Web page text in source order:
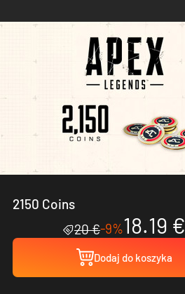
2150 Coins
20 €-9%18.19 €
Dodaj do koszyka